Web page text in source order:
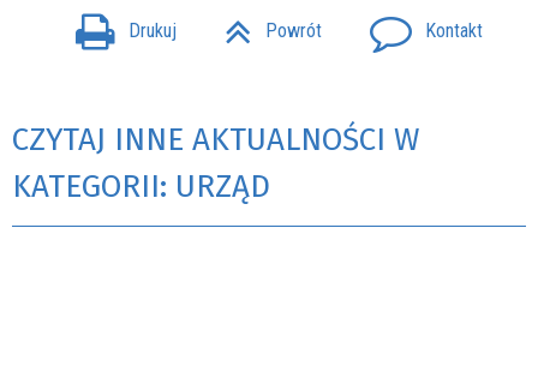
Drukuj Powrót Kontakt
CZYTAJ INNE AKTUALNOŚCI W
KATEGORII: URZĄD